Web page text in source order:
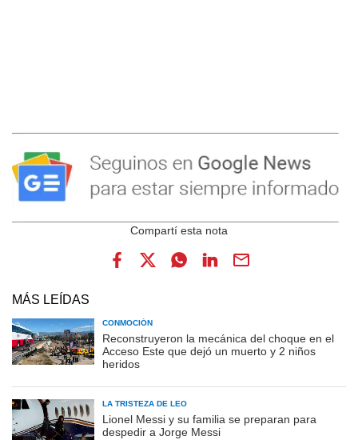
MÁS LEÍDAS
CONMOCIÓN
Reconstruyeron la mecánica del choque en el
Acceso Este que dejó un muerto y 2 niños
heridos
LA TRISTEZA DE LEO
Lionel Messi y su familia se preparan para
despedir a Jorge Messi